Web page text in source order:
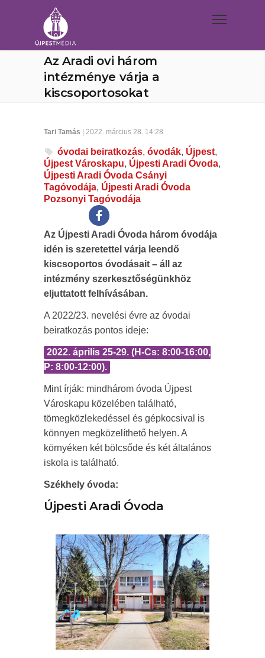
Az Aradi ovi három
intézménye várja a
kiscsoportosokat
Tari Tamás | 2022. március 28. 14:28
óvodai beiratkozás, óvodák, Újpest,
Újpest Városkapu, Újpesti Aradi Óvoda,
Újpesti Aradi Óvoda Csányi
Tagóvodája, Újpesti Aradi Óvoda
Pozsonyi Tagóvodája
Az Újpesti Aradi Óvoda három óvodája
idén is szeretettel várja leendő
kiscsoportos óvodásait – áll az
intézmény szerkesztőségünkhöz
eljuttatott felhívásában.
A 2022/23. nevelési évre az óvodai
beiratkozás pontos ideje:
2022. április 25-29. (H-Cs: 8:00-16:00,
P: 8:00-12:00).
Mint írják: mindhárom óvoda Újpest
Városkapu közelében található,
tömegközlekedéssel és gépkocsival is
könnyen megközelíthető helyen. A
környéken két bölcsőde és két általános
iskola is található.
Székhely óvoda:
Újpesti Aradi Óvoda